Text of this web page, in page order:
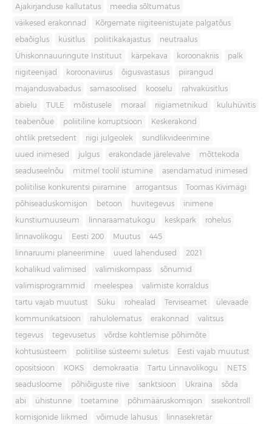
Ajakirjanduse kallutatus meedia sõltumatus
väikesed erakonnad Kõrgemate riigiteenistujate palgatõus
ebaõiglus küsitlus poliitikakajastus neutraalus
Ühiskonnauuringute Instituut kärpekava koroonakriis palk
riigiteenijad koroonaviirus õigusvastasus piirangud
majandusvabadus samasoolised kooselu rahvaküsitlus
abielu TULE mõistusele moraal riigiametnikud kuluhüvitis
teabenõue poliitiline korruptsioon Keskerakond
ohtlik pretsedent riigi julgeolek sundlikvideerimine
uued inimesed julgus erakondade järelevalve mõttekoda
seaduseelnõu mitmel toolil istumine asendamatud inimesed
poliitilise konkurentsi piiramine arrogantsus Toomas Kivimägi
põhiseaduskomisjon betoon huvitegevus inimene
kunstiumuuseum linnaraamatukogu keskpark rohelus
linnavolikogu Eesti 200 Muutus 445
linnaruumi planeerimine uued lahendused 2021
kohalikud valimised valimiskompass sõnumid
valimisprogrammid meelespea valimiste korraldus
tartu vajab muutust Süku rohealad Terviseamet ülevaade
kommunikatsioon rahulolematus erakonnad valitsus
tegevus tegevusetus võrdse kohtlemise põhimõte
kohtusüsteem poliitilise süsteemi suletus Eesti vajab muutust
opositsioon KOKS demokraatia Tartu Linnavolikogu NETS
seadusloome põhiõiguste riive sanktsioon Ukraina sõda
abi ühistunne toetamine põhimääruskomisjon sisekontroll
komisjonide liikmed võimude lahusus linnasekretär